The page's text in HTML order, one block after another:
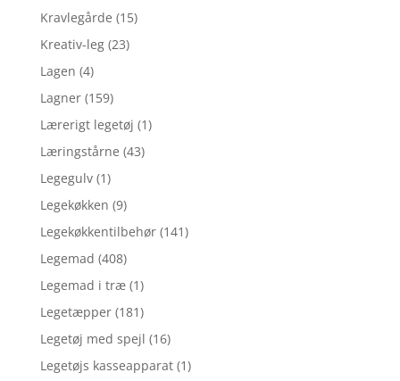
Kravlegårde (15)
Kreativ-leg (23)
Lagen (4)
Lagner (159)
Lærerigt legetøj (1)
Læringstårne (43)
Legegulv (1)
Legekøkken (9)
Legekøkkentilbehør (141)
Legemad (408)
Legemad i træ (1)
Legetæpper (181)
Legetøj med spejl (16)
Legetøjs kasseapparat (1)